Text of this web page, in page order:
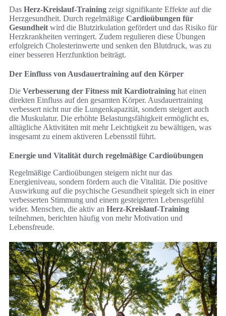
Das Herz-Kreislauf-Training zeigt signifikante Effekte auf die
Herzgesundheit. Durch regelmäßige Cardioübungen für
Gesundheit wird die Blutzirkulation gefördert und das Risiko für
Herzkrankheiten verringert. Zudem regulieren diese Übungen
erfolgreich Cholesterinwerte und senken den Blutdruck, was zu
einer besseren Herzfunktion beiträgt.
Der Einfluss von Ausdauertraining auf den Körper
Die Verbesserung der Fitness mit Kardiotraining hat einen
direkten Einfluss auf den gesamten Körper. Ausdauertraining
verbessert nicht nur die Lungenkapazität, sondern steigert auch
die Muskulatur. Die erhöhte Belastungsfähigkeit ermöglicht es,
alltägliche Aktivitäten mit mehr Leichtigkeit zu bewältigen, was
insgesamt zu einem aktiveren Lebensstil führt.
Energie und Vitalität durch regelmäßige Cardioübungen
Regelmäßige Cardioübungen steigern nicht nur das
Energieniveau, sondern fördern auch die Vitalität. Die positive
Auswirkung auf die psychische Gesundheit spiegelt sich in einer
verbesserten Stimmung und einem gesteigerten Lebensgefühl
wider. Menschen, die aktiv an Herz-Kreislauf-Training
teilnehmen, berichten häufig von mehr Motivation und
Lebensfreude.